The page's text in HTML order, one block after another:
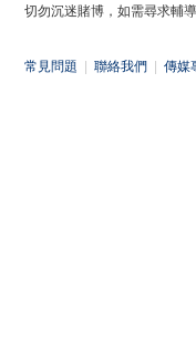
切勿沉迷賭博，如需尋求輔
常見問題 聯絡我們 傳媒